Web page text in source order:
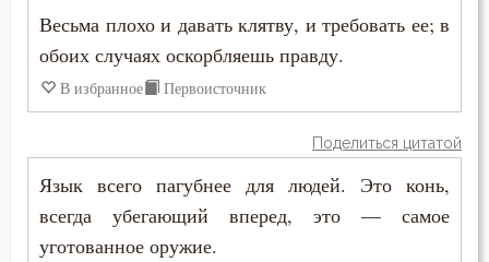
Гордость
Господь
Девство
Деньги
Феодор Студит
Феофан Затворник
Филарет Московский (Дроздов)
Филофей Синайский
Весьма плохо и давать клятву, и требовать ее; в
обоих случаях оскорбляешь правду.
В избранное Первоисточник
Поделиться цитатой
Язык всего пагубнее для людей. Это конь,
всегда убегающий вперед, это — самое
уготованное оружие.